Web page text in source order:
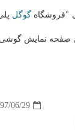
"فروشگاه گوگل
صفحه نمایش گوشی
06/29